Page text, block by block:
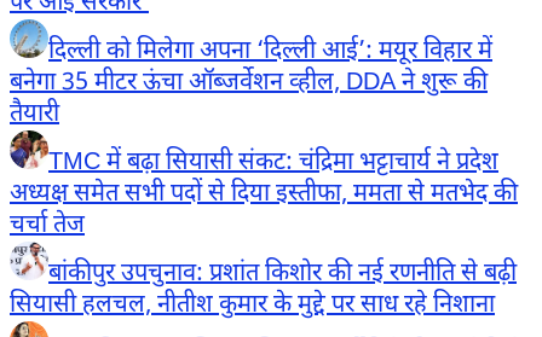
दिल्ली को मिलेगा अपना ‘दिल्ली आई’: मयूर विहार में
बनेगा 35 मीटर ऊंचा ऑब्जर्वेशन व्हील, DDA ने शुरू की
तैयारी
TMC में बढ़ा सियासी संकट: चंद्रिमा भट्टाचार्य ने प्रदेश
अध्यक्ष समेत सभी पदों से दिया इस्तीफा, ममता से मतभेद की
चर्चा तेज
बांकीपुर उपचुनाव: प्रशांत किशोर की नई रणनीति से बढ़ी
सियासी हलचल, नीतीश कुमार के मुद्दे पर साध रहे निशाना